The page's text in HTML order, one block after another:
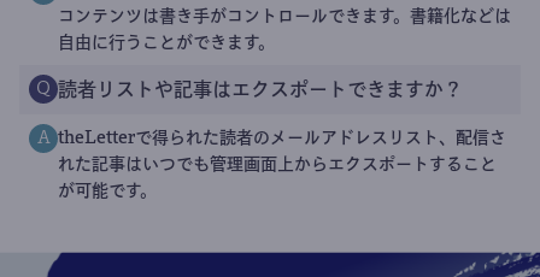
コンテンツは書き手がコントロールできます。書籍化などは
自由に行うことができます。
Q 読者リストや記事はエクスポートできますか？
A theLetterで得られた読者のメールアドレスリスト、配信さ
れた記事はいつでも管理画面上からエクスポートすること
が可能です。